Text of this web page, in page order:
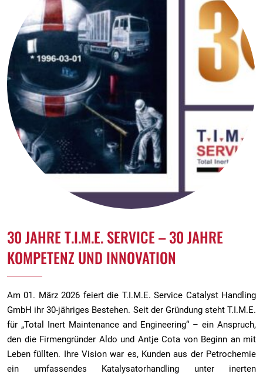
30 JAHRE T.I.M.E. SERVICE – 30 JAHRE
KOMPETENZ UND INNOVATION
Am 01. März 2026 feiert die T.I.M.E. Service Catalyst Handling
GmbH ihr 30-jähriges Bestehen. Seit der Gründung steht T.I.M.E.
für „Total Inert Maintenance and Engineering“ – ein Anspruch,
den die Firmengründer Aldo und Antje Cota von Beginn an mit
Leben füllten. Ihre Vision war es, Kunden aus der Petrochemie
ein umfassendes Katalysatorhandling unter inerten